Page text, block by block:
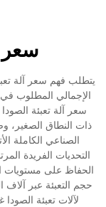
سعر
يتطلب فهم سعر آلة
الإجمالي المطلوب في
سعر آلة تعبئة
ذات النطاق الصغير،
الصناعي الكاملة
التحديات الفريدة
الحفاظ على مستويات
حجم التعبئة عبر
لآلات تعبئة